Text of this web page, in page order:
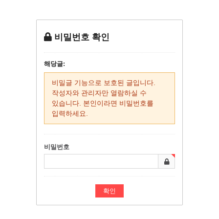
비밀번호 확인
해당글:
비밀글 기능으로 보호된 글입니다.
작성자와 관리자만 열람하실 수
있습니다. 본인이라면 비밀번호를
입력하세요.
비밀번호